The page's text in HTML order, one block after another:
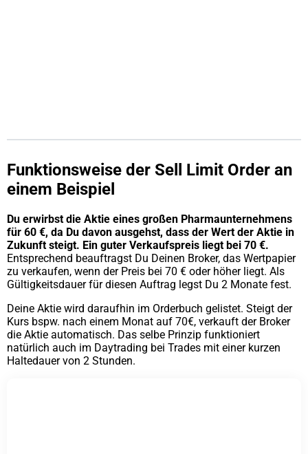
Funktionsweise der Sell Limit Order an
einem Beispiel
Du erwirbst die Aktie eines großen Pharmaunternehmens
für 60 €, da Du davon ausgehst, dass der Wert der Aktie in
Zukunft steigt. Ein guter Verkaufspreis liegt bei 70 €.
Entsprechend beauftragst Du Deinen Broker, das Wertpapier
zu verkaufen, wenn der Preis bei 70 € oder höher liegt. Als
Gültigkeitsdauer für diesen Auftrag legst Du 2 Monate fest.
Deine Aktie wird daraufhin im Orderbuch gelistet. Steigt der
Kurs bspw. nach einem Monat auf 70€, verkauft der Broker
die Aktie automatisch. Das selbe Prinzip funktioniert
natürlich auch im Daytrading bei Trades mit einer kurzen
Haltedauer von 2 Stunden.